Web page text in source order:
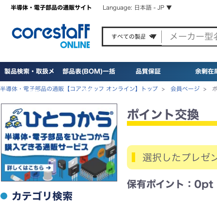
半導体・電子部品の通販サイト Language: 日本語 - JP ▼
製品検索・取扱メ
ーカー
部品表(BOM)一括
検索
品質保証 余剰在
半導体・電子部品の通販【コアスタッフ オンライン】トップ > 会員ページ >
カテゴリ検索
ポイント交換
選択したプレゼ
保有ポイント：0pt